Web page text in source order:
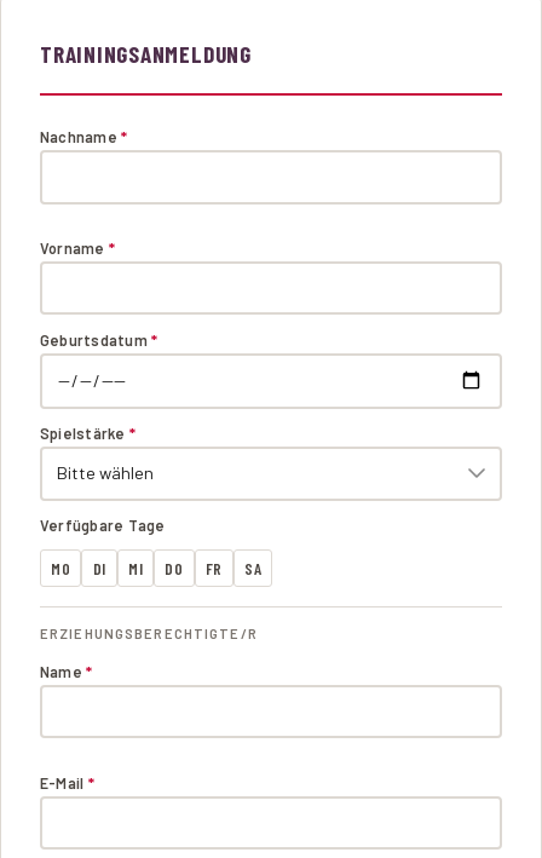
TRAININGSANMELDUNG
Nachname*
Vorname *
Geburtsdatum*
Spielstärke *
Verfügbare Tage
MO DI MI DO FR SA
ERZIEHUNGSBERECHTIGTE/R
Name*
E-Mail *